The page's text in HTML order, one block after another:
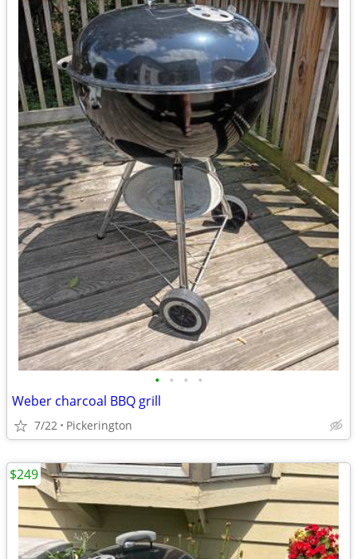
• • • •
Weber charcoal BBQ grill
7/22 Pickerington
$249